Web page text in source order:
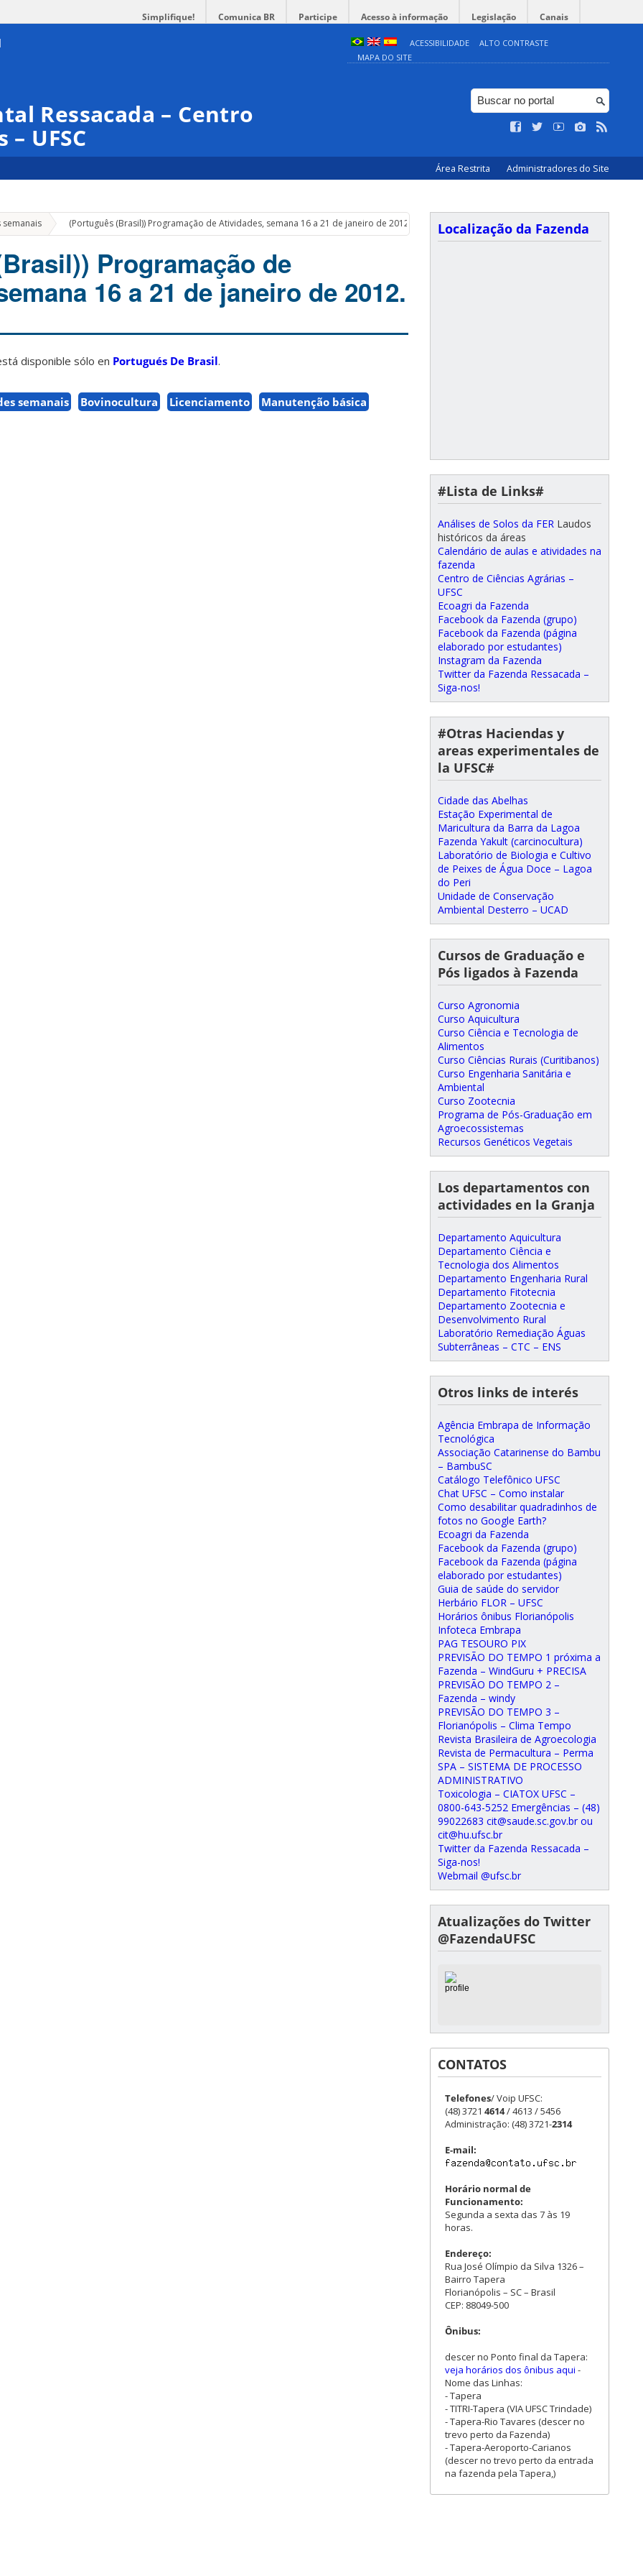
Simplifique! Comunica BR Participe Acesso à informação Legislação Canais
ACESSIBILIDADE
ALTO CONTRASTE
MAPA DO SITE
Ressacada – Centro
UFSC
Área Restrita Administradores do Site
» (Português (Brasil)) Programação de Atividades, semana 16 a 21 de janeiro de 2012.
Programação de
16 a 21 de janeiro de 2012.
disponible sólo en Portugués De Brasil.
semanais Bovinocultura Licenciamento Manutenção básica
Localização da Fazenda
#Lista de Links#
Análises de Solos da FER Laudos
históricos da áreas
Calendário de aulas e atividades na
fazenda
Centro de Ciências Agrárias –
UFSC
Ecoagri da Fazenda
Facebook da Fazenda (grupo)
Facebook da Fazenda (página
elaborado por estudantes)
Instagram da Fazenda
Twitter da Fazenda Ressacada –
Siga-nos!
#Otras Haciendas y
areas experimentales de
la UFSC#
Cidade das Abelhas
Estação Experimental de
Maricultura da Barra da Lagoa
Fazenda Yakult (carcinocultura)
Laboratório de Biologia e Cultivo
de Peixes de Água Doce – Lagoa
do Peri
Unidade de Conservação
Ambiental Desterro – UCAD
Cursos de Graduação e
Pós ligados à Fazenda
Curso Agronomia
Curso Aquicultura
Curso Ciência e Tecnologia de
Alimentos
Curso Ciências Rurais (Curitibanos)
Curso Engenharia Sanitária e
Ambiental
Curso Zootecnia
Programa de Pós-Graduação em
Agroecossistemas
Recursos Genéticos Vegetais
Los departamentos con
actividades en la Granja
Departamento Aquicultura
Departamento Ciência e
Tecnologia dos Alimentos
Departamento Engenharia Rural
Departamento Fitotecnia
Departamento Zootecnia e
Desenvolvimento Rural
Laboratório Remediação Águas
Subterrâneas – CTC – ENS
Otros links de interés
Agência Embrapa de Informação
Tecnológica
Associação Catarinense do Bambu
– BambuSC
Catálogo Telefônico UFSC
Chat UFSC – Como instalar
Como desabilitar quadradinhos de
fotos no Google Earth?
Ecoagri da Fazenda
Facebook da Fazenda (grupo)
Facebook da Fazenda (página
elaborado por estudantes)
Guia de saúde do servidor
Herbário FLOR – UFSC
Horários ônibus Florianópolis
Infoteca Embrapa
PAG TESOURO PIX
PREVISÃO DO TEMPO 1 próxima a
Fazenda – WindGuru + PRECISA
PREVISÃO DO TEMPO 2 –
Fazenda – windy
PREVISÃO DO TEMPO 3 –
Florianópolis – Clima Tempo
Revista Brasileira de Agroecologia
Revista de Permacultura – Perma
SPA – SISTEMA DE PROCESSO
ADMINISTRATIVO
Toxicologia – CIATOX UFSC –
0800-643-5252 Emergências – (48)
99022683 cit@saude.sc.gov.br ou
cit@hu.ufsc.br
Twitter da Fazenda Ressacada –
Siga-nos!
Webmail @ufsc.br
Atualizações do Twitter
@FazendaUFSC
CONTATOS
Telefones/ Voip UFSC:
(48) 3721 4614/ 4613 / 5456
Administração: (48) 3721-2314
E-mail:
Horário normal de
Funcionamento:
Segunda a sexta das 7 às 19
horas.
Endereço:
Rua José Olímpio da Silva 1326 –
Bairro Tapera
Florianópolis – SC – Brasil
CEP: 88049-500
Ônibus:
descer no Ponto final da Tapera:
veja horários dos ônibus aqui -
Nome das Linhas:
- Tapera
- TITRI-Tapera (VIA UFSC Trindade)
- Tapera-Rio Tavares (descer no
trevo perto da Fazenda)
- Tapera-Aeroporto-Carianos
(descer no trevo perto da entrada
na fazenda pela Tapera,)